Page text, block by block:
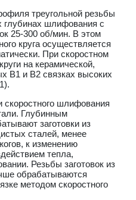
треугольной резьбы
глубинах шлифования с
25-300 об/мин. В этом
круга осуществляется
При скоростном
на керамической,
В1 и В2 связках высоких
скоростного шлифования
Глубинным
заготовки из
сталей, менее
к изменению
тепла,
Резьбы заготовок из
обрабатываются
методом скоростного